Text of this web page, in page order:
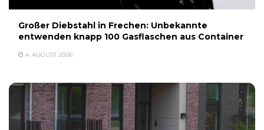
Großer Diebstahl in Frechen: Unbekannte
entwenden knapp 100 Gasflaschen aus Container
4. AUGUST 2026